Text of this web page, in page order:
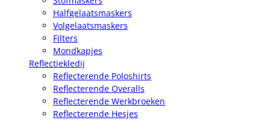
Halfgelaatsmaskers
Volgelaatsmaskers
Filters
Mondkapjes
Reflectiekledij
Reflecterende Poloshirts
Reflecterende Overalls
Reflecterende Werkbroeken
Reflecterende Hesjes